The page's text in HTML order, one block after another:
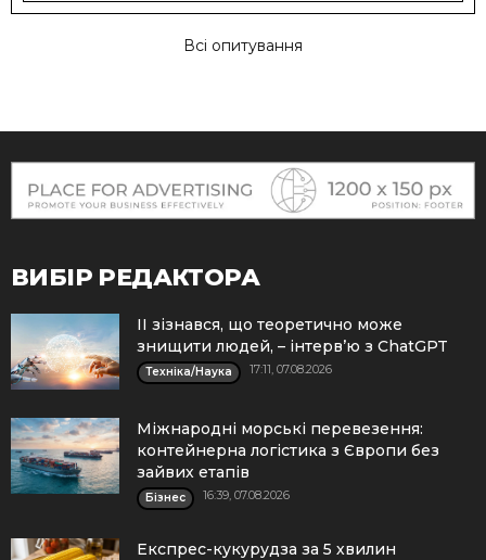
Всі опитування
ВИБІР РЕДАКТОРА
ІІ зізнався, що теоретично може
знищити людей, – інтерв’ю з ChatGPT
Техніка/Наука 17:11, 07.08.2026
Міжнародні морські перевезення:
контейнерна логістика з Європи без
зайвих етапів
Бізнес 16:39, 07.08.2026
Експрес-кукурудза за 5 хвилин